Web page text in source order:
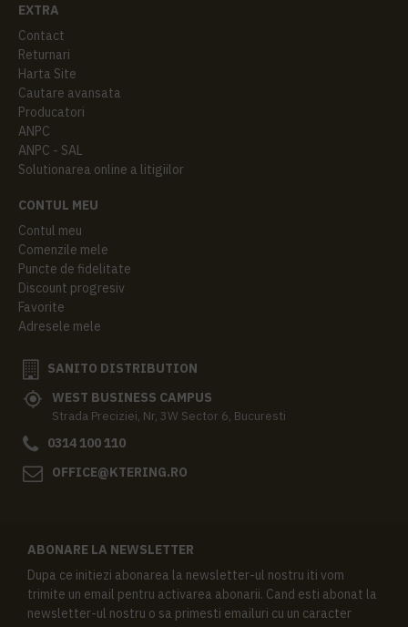
EXTRA
Contact
Returnari
Harta Site
Cautare avansata
Producatori
ANPC
ANPC - SAL
Solutionarea online a litigiilor
CONTUL MEU
Contul meu
Comenzile mele
Puncte de fidelitate
Discount progresiv
Favorite
Adresele mele
SANITO DISTRIBUTION
WEST BUSINESS CAMPUS
Strada Preciziei, Nr, 3W Sector 6, Bucuresti
0314 100 110
OFFICE@KTERING.RO
ABONARE LA NEWSLETTER
Dupa ce initiezi abonarea la newsletter-ul nostru iti vom
trimite un email pentru activarea abonarii. Cand esti abonat la
newsletter-ul nostru o sa primesti emailuri cu un caracter